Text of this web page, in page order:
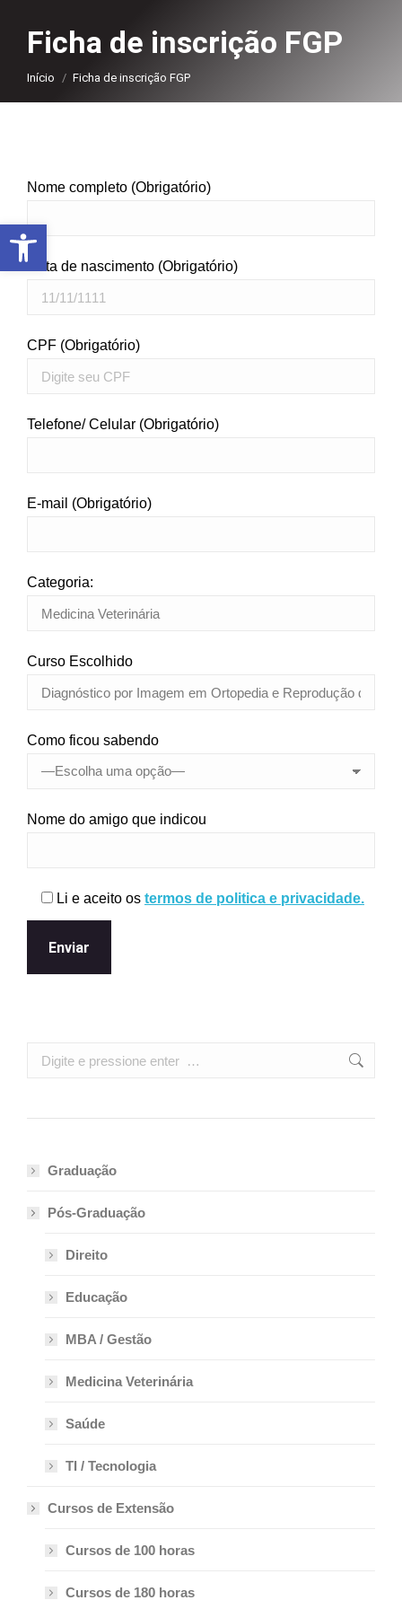
Ficha de inscrição FGP
Você está aqui:
Início Ficha de inscrição FGP
Nome completo (Obrigatório)
Data de nascimento (Obrigatório)
CPF (Obrigatório)
Telefone/ Celular (Obrigatório)
E-mail (Obrigatório)
Categoria:
Curso Escolhido
Como ficou sabendo
Nome do amigo que indicou
Li e aceito os termos de politica e privacidade.
Search:
Graduação
Pós-Graduação
Direito
Educação
MBA / Gestão
Medicina Veterinária
Saúde
TI / Tecnologia
Cursos de Extensão
Cursos de 100 horas
Cursos de 180 horas
Abrir a barra de ferramentas